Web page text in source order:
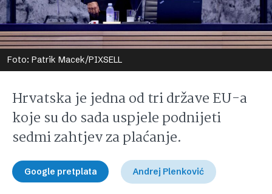
Foto: Patrik Macek/PIXSELL
Hrvatska je jedna od tri države EU-a
koje su do sada uspjele podnijeti
sedmi zahtjev za plaćanje.
Google pretplata Andrej Plenković